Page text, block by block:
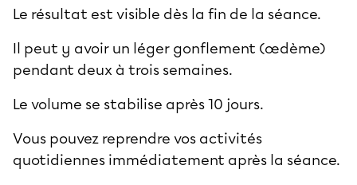
Le résultat est visible dès la fin de la séance.
Il peut y avoir un léger gonflement (œdème)
pendant deux à trois semaines.
Le volume se stabilise après 10 jours.
Vous pouvez reprendre vos activités
quotidiennes immédiatement après la séance.